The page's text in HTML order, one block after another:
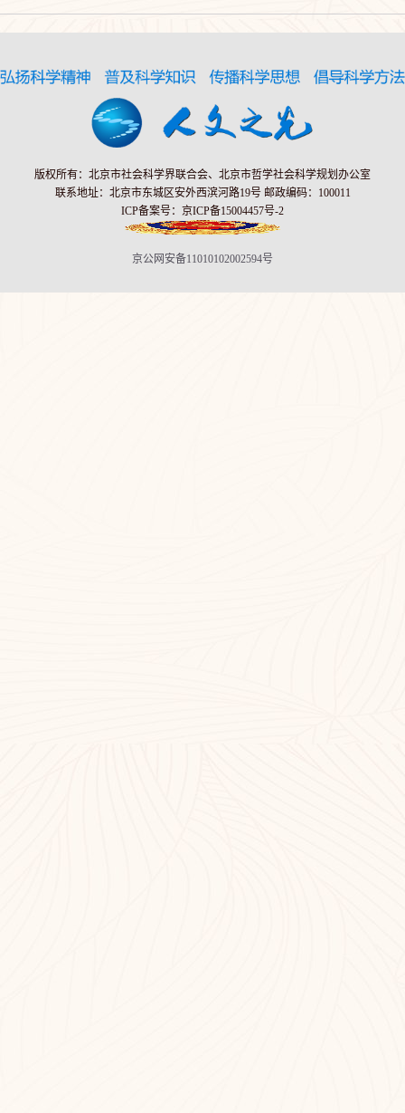
版权所有：北京市社会科学界联合会、北京市哲学社会科学规划办公室
联系地址：北京市东城区安外西滨河路19号 邮政编码：100011
ICP备案号：京ICP备15004457号-2
京公网安备11010102002594号